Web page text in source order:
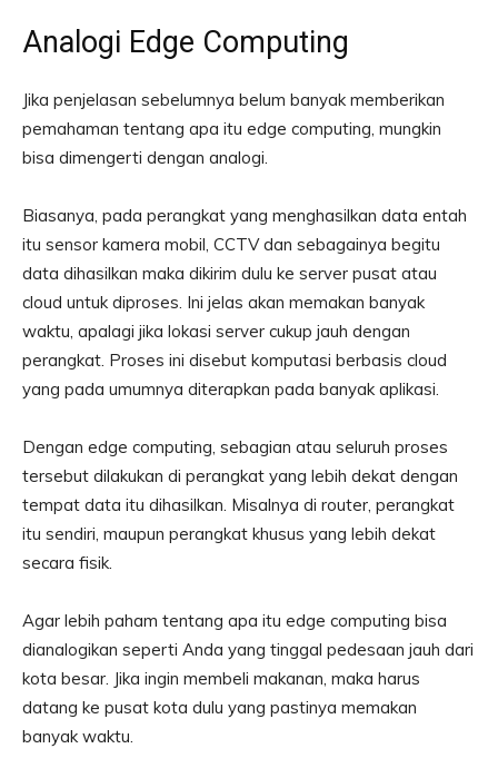
Analogi Edge Computing
Jika penjelasan sebelumnya belum banyak memberikan
pemahaman tentang apa itu edge computing, mungkin
bisa dimengerti dengan analogi.
Biasanya, pada perangkat yang menghasilkan data entah
itu sensor kamera mobil, CCTV dan sebagainya begitu
data dihasilkan maka dikirim dulu ke server pusat atau
cloud untuk diproses. Ini jelas akan memakan banyak
waktu, apalagi jika lokasi server cukup jauh dengan
perangkat. Proses ini disebut komputasi berbasis cloud
yang pada umumnya diterapkan pada banyak aplikasi.
Dengan edge computing, sebagian atau seluruh proses
tersebut dilakukan di perangkat yang lebih dekat dengan
tempat data itu dihasilkan. Misalnya di router, perangkat
itu sendiri, maupun perangkat khusus yang lebih dekat
secara fisik.
Agar lebih paham tentang apa itu edge computing bisa
dianalogikan seperti Anda yang tinggal pedesaan jauh dari
kota besar. Jika ingin membeli makanan, maka harus
datang ke pusat kota dulu yang pastinya memakan
banyak waktu.